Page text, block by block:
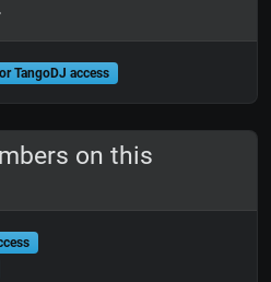
TangoDJ access
on this